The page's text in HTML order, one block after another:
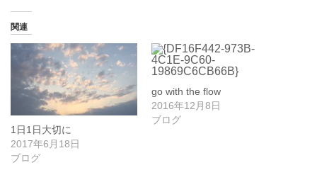
関連
1日1日大切に
2017年6月18日
ブログ
go with the flow
2016年12月8日
ブログ